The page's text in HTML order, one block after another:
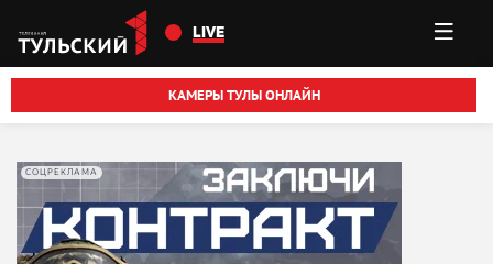
Перейти к основному содержанию
LIVE
КАМЕРЫ ТУЛЫ ОНЛАЙН
СОЦРЕКЛАМА